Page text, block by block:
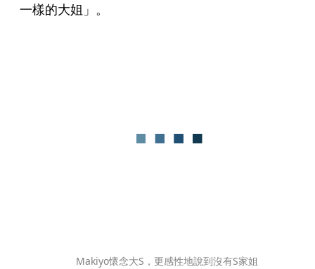
一樣的大姐」。
Makiyo懷念大S，更感性地說到沒有S家姐